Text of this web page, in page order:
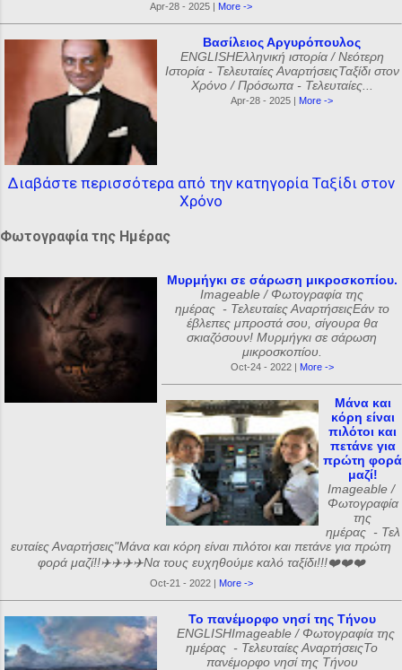
Apr-28 - 2025 | More ->
Βασίλειος Αργυρόπουλος
ENGLISHΕλληνική ιστορία / Νεότερη
Ιστορία - Τελευταίες ΑναρτήσειςΤαξίδι στον
Χρόνο / Πρόσωπα - Τελευταίες...
Apr-28 - 2025 | More ->
Διαβάστε περισσότερα από την κατηγορία Ταξίδι στον
Χρόνο
Φωτογραφία της Ημέρας
Μυρμήγκι σε σάρωση μικροσκοπίου.
Imageable / Φωτογραφία της
ημέρας - Τελευταίες ΑναρτήσειςΕάν το
έβλεπες μπροστά σου, σίγουρα θα
σκιαζόσουν! Μυρμήγκι σε σάρωση
μικροσκοπίου.
Oct-24 - 2022 | More ->
Μάνα και
κόρη είναι
πιλότοι και
πετάνε για
πρώτη φορά
μαζί!
Imageable /
Φωτογραφία
της
ημέρας - Τελ
ευταίες Αναρτήσεις"Μάνα και κόρη είναι πιλότοι και πετάνε για πρώτη
φορά μαζί!!✈️✈️✈️✈️Να τους ευχηθούμε καλό ταξίδι!!!❤️❤️❤️
Oct-21 - 2022 | More ->
Το πανέμορφο νησί της Τήνου
ENGLISHImageable / Φωτογραφία της
ημέρας - Τελευταίες ΑναρτήσειςΤο
πανέμορφο νησί της Τήνου